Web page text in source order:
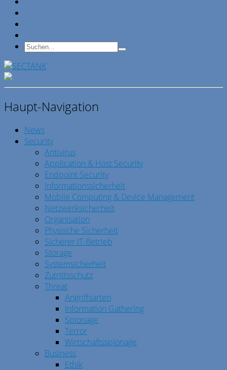
Haupt-Navigation
News
Security
Antivirus
Application & Host Security
Endpoint Security
Informationssicherheit
Mobile Computing & Device Management
Netzwerksicherheit
Organisation
Physische Sicherheit
Sicherer IT-Betrieb
Storage
Systemsicherheit
Zutrittsschutz
Threat
Angriffsarten
Information Gathering
Spionage
Terror
Wirtschaftsspionage
Business
Ethik